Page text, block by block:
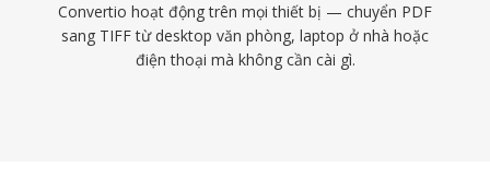
Convertio hoạt động trên mọi thiết bị — chuyển PDF
sang TIFF từ desktop văn phòng, laptop ở nhà hoặc
điện thoại mà không cần cài gì.